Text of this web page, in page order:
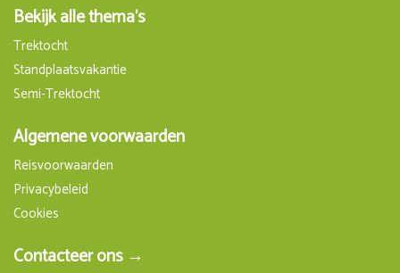
Bekijk alle thema's
Trektocht
Standplaatsvakantie
Semi-Trektocht
Algemene voorwaarden
Reisvoorwaarden
Privacybeleid
Cookies
Contacteer ons →